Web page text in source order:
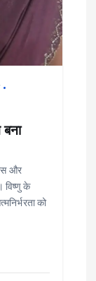
और
विष्णु के
को